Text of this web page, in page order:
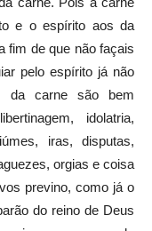
e o espírito aos da
fim de que não façais
pelo espírito já não
da carne são bem
idolatria,
iras, disputas,
orgias e coisa
previno, como já o
do reino de Deus